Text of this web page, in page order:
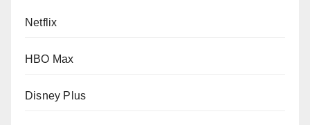
Netflix
HBO Max
Disney Plus